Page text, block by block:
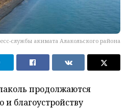
службы акимата Алакольского района
продолжаются
благоустройству